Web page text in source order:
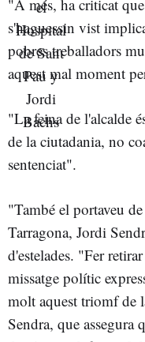
"A més, ha criticat
s'haguessin vist
pobres treballadors
aquest mal moment
"La feina de l'alcalde
de la ciutadania, no
sentenciat".
"També el portaveu
Tarragona, Jordi
d'estelades. "Fer
missatge polític
molt aquest triomf de
Sendra, que assegura